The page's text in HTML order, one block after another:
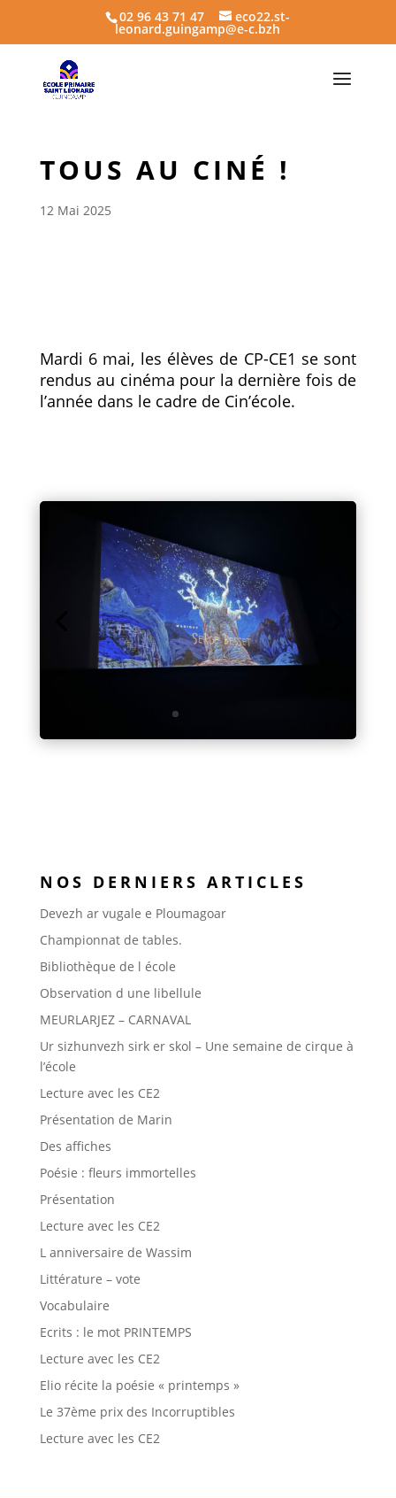
02 96 43 71 47 eco22.st-
leonard.guingamp@e-c.bzh
TOUS AU CINÉ !
12 Mai 2025
Mardi 6 mai, les élèves de CP-CE1 se sont
rendus au cinéma pour la dernière fois de
l’année dans le cadre de Cin’école.
NOS DERNIERS ARTICLES
Devezh ar vugale e Ploumagoar
Championnat de tables.
Bibliothèque de l école
Observation d une libellule
MEURLARJEZ – CARNAVAL
Ur sizhunvezh sirk er skol – Une semaine de cirque à
l’école
Lecture avec les CE2
Présentation de Marin
Des affiches
Poésie : fleurs immortelles
Présentation
Lecture avec les CE2
L anniversaire de Wassim
Littérature – vote
Vocabulaire
Ecrits : le mot PRINTEMPS
Lecture avec les CE2
Elio récite la poésie « printemps »
Le 37ème prix des Incorruptibles
Lecture avec les CE2